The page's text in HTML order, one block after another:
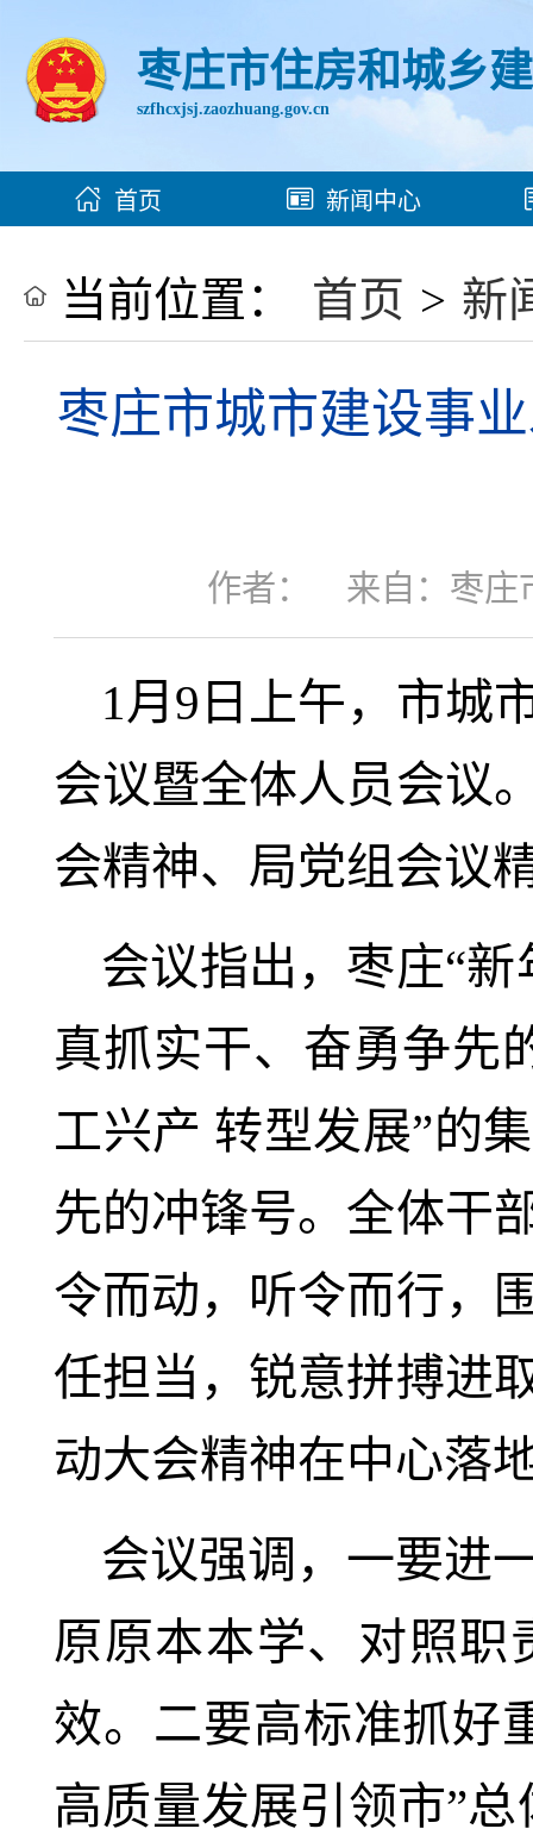
枣庄市住房和城乡
szfhcxjsj.zaozhuang.gov.cn
首页 新闻中心
当前位置： 首页 > 新
枣庄市城市建设事
作者： 来自：枣庄
1月9日上午，市城
会议暨全体人员会议
会精神、局党组会议
会议指出，枣庄“
真抓实干、奋勇争先
工兴产 转型发展”的
先的冲锋号。全体干
令而动，听令而行，
任担当，锐意拼搏进
动大会精神在中心落
会议强调，一要进
原原本本学、对照职
效。二要高标准抓好
高质量发展引领市”